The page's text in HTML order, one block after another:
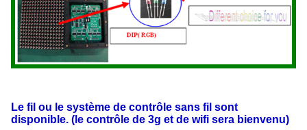
Le fil ou le système de contrôle sans fil sont
disponible. (le contrôle de 3g et de wifi sera bienvenu)